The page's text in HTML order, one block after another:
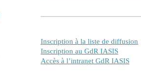
Inscription à la liste de diffusion
Inscription au GdR IASIS
Accès à l’intranet GdR IASIS